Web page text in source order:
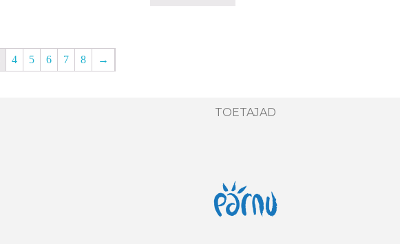
4 5 6 7 8 →
TOETAJAD